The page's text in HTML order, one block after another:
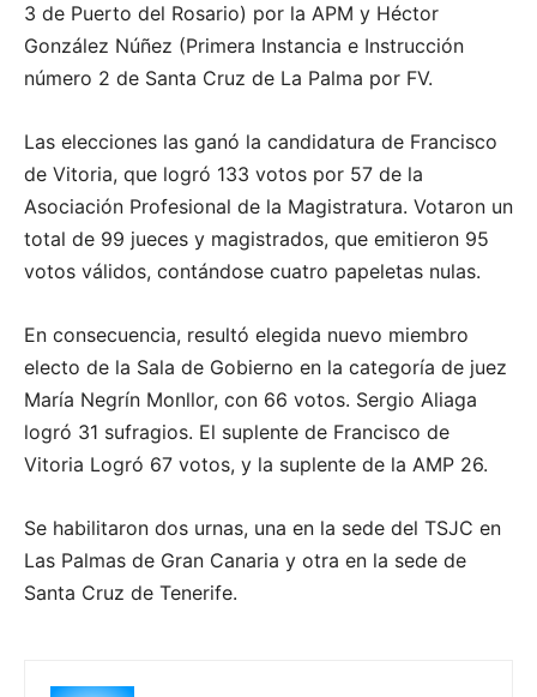
3 de Puerto del Rosario) por la APM y Héctor
González Núñez (Primera Instancia e Instrucción
número 2 de Santa Cruz de La Palma por FV.
Las elecciones las ganó la candidatura de Francisco
de Vitoria, que logró 133 votos por 57 de la
Asociación Profesional de la Magistratura. Votaron un
total de 99 jueces y magistrados, que emitieron 95
votos válidos, contándose cuatro papeletas nulas.
En consecuencia, resultó elegida nuevo miembro
electo de la Sala de Gobierno en la categoría de juez
María Negrín Monllor, con 66 votos. Sergio Aliaga
logró 31 sufragios. El suplente de Francisco de
Vitoria Logró 67 votos, y la suplente de la AMP 26.
Se habilitaron dos urnas, una en la sede del TSJC en
Las Palmas de Gran Canaria y otra en la sede de
Santa Cruz de Tenerife.